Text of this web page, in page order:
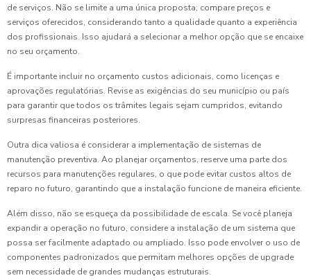
de serviços. Não se limite a uma única proposta; compare preços e
serviços oferecidos, considerando tanto a qualidade quanto a experiência
dos profissionais. Isso ajudará a selecionar a melhor opção que se encaixe
no seu orçamento.
É importante incluir no orçamento custos adicionais, como licenças e
aprovações regulatórias. Revise as exigências do seu município ou país
para garantir que todos os trâmites legais sejam cumpridos, evitando
surpresas financeiras posteriores.
Outra dica valiosa é considerar a implementação de sistemas de
manutenção preventiva. Ao planejar orçamentos, reserve uma parte dos
recursos para manutenções regulares, o que pode evitar custos altos de
reparo no futuro, garantindo que a instalação funcione de maneira eficiente.
Além disso, não se esqueça da possibilidade de escala. Se você planeja
expandir a operação no futuro, considere a instalação de um sistema que
possa ser facilmente adaptado ou ampliado. Isso pode envolver o uso de
componentes padronizados que permitam melhores opções de upgrade
sem necessidade de grandes mudanças estruturais.